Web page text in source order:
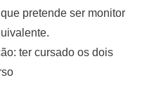
pretende ser monitor
ter cursado os dois